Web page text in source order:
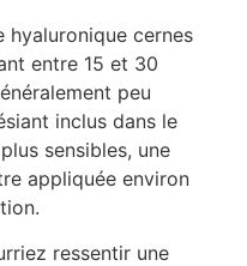
hyaluronique cernes
entre 15 et 30
peu
inclus dans le
sensibles, une
appliquée environ
ressentir une